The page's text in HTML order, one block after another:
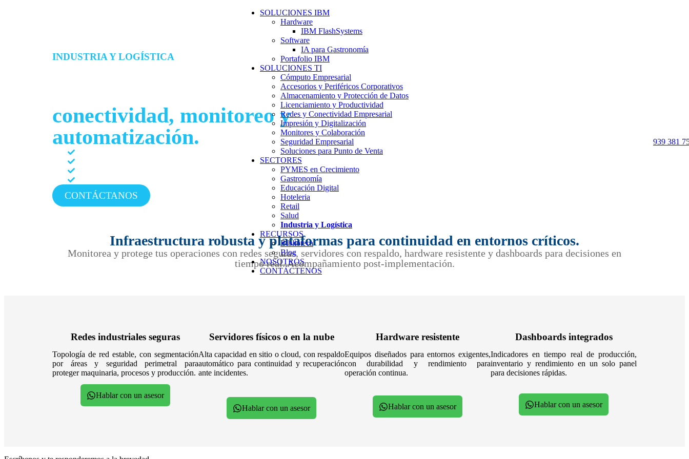
SOLUCIONES IBM
Hardware
IBM FlashSystems
Software
IA para Gastronomía
Portafolio IBM
SOLUCIONES TI
Cómputo Empresarial
Accesorios y Periféricos Corporativos
Almacenamiento y Protección de Datos
Licenciamiento y Productividad
Redes y Conectividad Empresarial
Impresión y Digitalización
Monitores y Colaboración
Seguridad Empresarial
Soluciones para Punto de Venta
SECTORES
PYMES en Crecimiento
Gastronomía
Educación Digital
Hoteleria
Retail
Salud
Industria y Logística
RECURSOS
Biblioteca
Blog
NOSOTROS
CONTÁCTENOS
939 381
INDUSTRIA Y LOGÍSTICA
Digitaliza operaciones
industriales y logísticas con
conectividad, monitoreo y
automatización.
Servidores físicos o en la nube con respaldo automático
CONTÁCTANOS
Infraestructura robusta y plataformas para continuidad en entornos críticos.
Monitorea y protege tus operaciones con redes seguras, servidores con respaldo, hardware resistente y dashboards para decisiones en
tiempo real. Acompañamiento post-implementación.
Redes industriales seguras
Topología de red estable, con segmentación
por áreas y seguridad perimetral para
proteger maquinaria, procesos y producción.
Hablar con un asesor
Servidores físicos o en la nube
Alta capacidad en sitio o cloud, con respaldo
automático para continuidad y recuperación
ante incidentes.
Hablar con un asesor
Hardware resistente
Equipos diseñados para entornos exigentes,
con durabilidad y rendimiento para
operación continua.
Hablar con un asesor
Dashboards integrados
Indicadores en tiempo real de producción,
inventario y rendimiento en un solo panel
para decisiones rápidas.
Hablar con un asesor